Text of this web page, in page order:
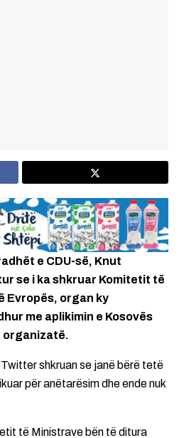
e CDU-së, Knut
se i ka shkruar Komitetit të
Evropës, organ ky
me aplikimin e Kosovës
organizatë.
shkruan se janë bërë tetë
për anëtarësim dhe ende nuk
të Ministrave bën të ditura